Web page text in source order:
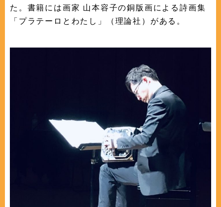
た。書籍には画家 山本容子の銅版画による詩画集
「プラテーロとわたし」（理論社）がある。